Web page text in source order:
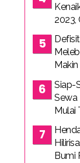
2023,
Siap-
Sewa
Mulai
Bumi